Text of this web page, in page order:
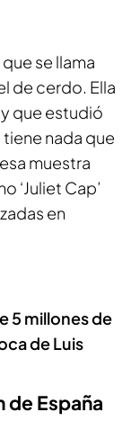
se llama
de cerdo. Ella
que estudió
nada que
muestra
‘Juliet Cap’
en
5 millones de
de Luis
de España